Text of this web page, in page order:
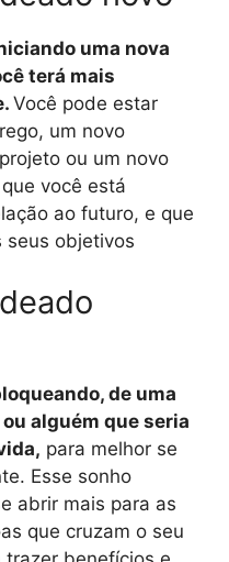
uma nova
terá mais
Você pode estar
um novo
ou um novo
você está
ao futuro, e que
seus objetivos
de uma
alguém que seria
para melhor se
Esse sonho
abrir mais para as
que cruzam o seu